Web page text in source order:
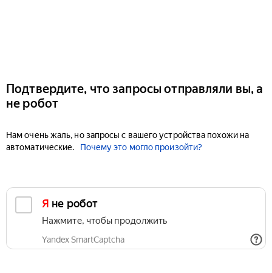
Подтвердите, что запросы отправляли вы, а
не робот
Нам очень жаль, но запросы с вашего устройства похожи на
автоматические.
Почему это могло произойти?
Я не робот
Нажмите, чтобы продолжить
Yandex SmartCaptcha